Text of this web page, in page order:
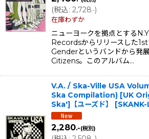
(税込: 2,728.-)
在庫わずか
ニューヨークを拠点とする
Recordsからリリースした
Genderというバンドから発
Citizens。このアルバム…
V.A. / Ska-Ville USA
Ska Compilation) [UK
Ska']【ユーズド】
[SKANK-
2,280.-(税別)